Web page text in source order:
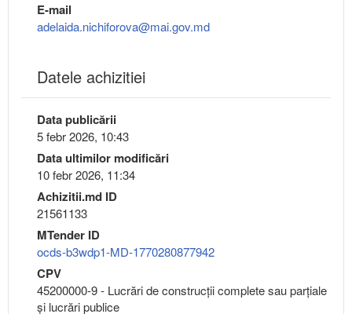
E-mail
adelaida.nichiforova@mai.gov.md
Datele achizitiei
Data publicării
5 febr 2026, 10:43
Data ultimilor modificări
10 febr 2026, 11:34
Achizitii.md ID
21561133
MTender ID
ocds-b3wdp1-MD-1770280877942
CPV
45200000-9 - Lucrări de construcţii complete sau parţiale
şi lucrări publice